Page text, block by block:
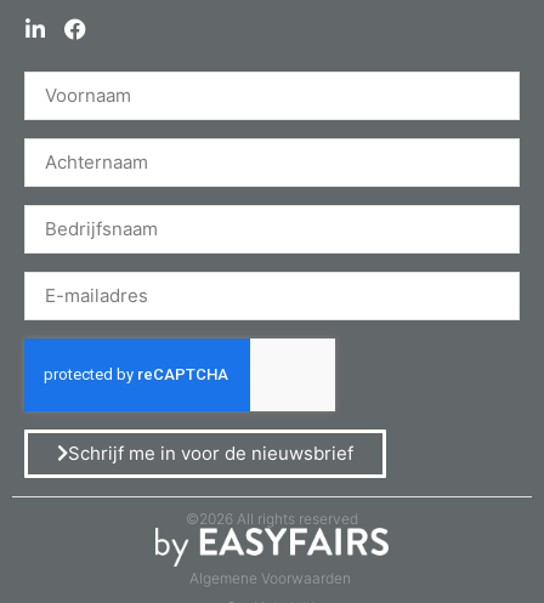
Schrijf me in voor de nieuwsbrief
©2026 All rights reserved
Algemene Voorwaarden